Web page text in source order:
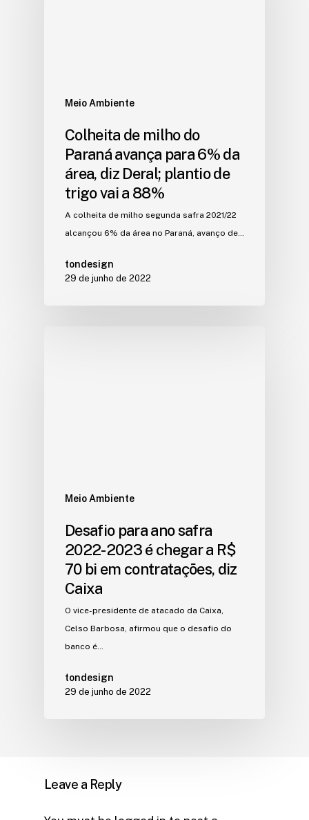
Meio Ambiente
Colheita de milho do
Paraná avança para 6% da
área, diz Deral; plantio de
trigo vai a 88%
A colheita de milho segunda safra 2021/22
alcançou 6% da área no Paraná, avanço de…
tondesign
29 de junho de 2022
Meio Ambiente
Desafio para ano safra
2022-2023 é chegar a R$
70 bi em contratações, diz
Caixa
O vice-presidente de atacado da Caixa,
Celso Barbosa, afirmou que o desafio do
banco é…
tondesign
29 de junho de 2022
Leave a Reply